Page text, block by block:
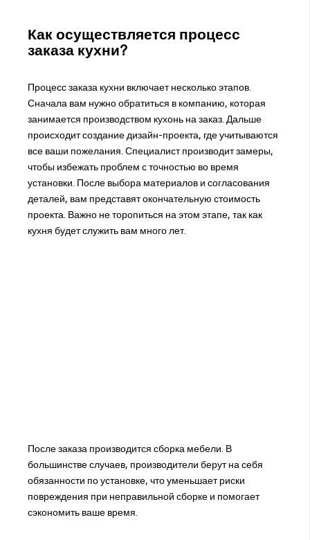
Как осуществляется процесс
заказа кухни?
Процесс заказа кухни включает несколько этапов.
Сначала вам нужно обратиться в компанию, которая
занимается производством кухонь на заказ. Дальше
происходит создание дизайн-проекта, где учитываются
все ваши пожелания. Специалист производит замеры,
чтобы избежать проблем с точностью во время
установки. После выбора материалов и согласования
деталей, вам представят окончательную стоимость
проекта. Важно не торопиться на этом этапе, так как
кухня будет служить вам много лет.
После заказа производится сборка мебели. В
большинстве случаев, производители берут на себя
обязанности по установке, что уменьшает риски
повреждения при неправильной сборке и помогает
сэкономить ваше время.